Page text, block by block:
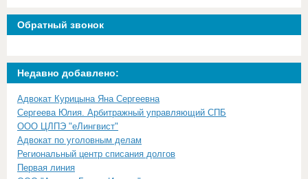
Обратный звонок
Недавно добавлено:
Адвокат Курицына Яна Сергеевна
Сергеева Юлия. Арбитражный управляющий СПБ
ООО ЦЛПЭ "еЛингвист"
Адвокат по уголовным делам
Региональный центр списания долгов
Первая линия